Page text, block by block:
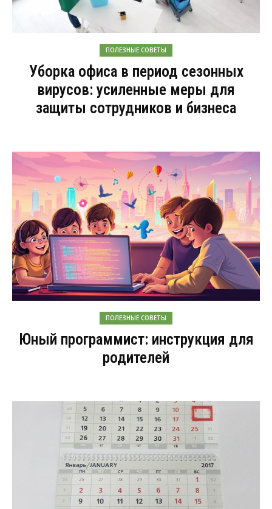
ПОЛЕЗНЫЕ СОВЕТЫ
Уборка офиса в период сезонных
вирусов: усиленные меры для
защиты сотрудников и бизнеса
ПОЛЕЗНЫЕ СОВЕТЫ
Юный программист: инструкция для
родителей